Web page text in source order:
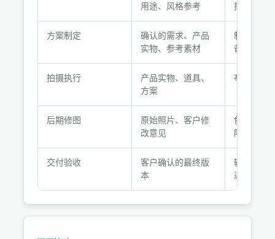
付
点
用途、风格参考 拍摄需求
方案制定
确认的需求、产品
实物、参考素材
制定拍摄
备道具和
拍摄执行
产品实物、道具、
方案
布光、构
后期修图
原始照片、客户修
改意见
色彩校正
除、尺寸
交付验收
客户确认的最终版
本
输出最终
过云盘或